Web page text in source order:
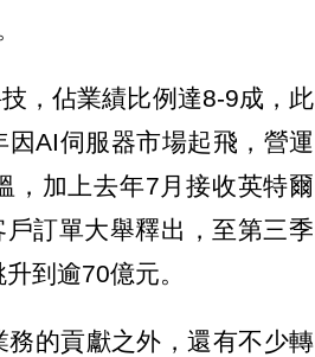
，佔業績比例達8-9成，此
AI伺服器市場起飛，營運
，加上去年7月接收英特爾
訂單大舉釋出，至第三季
到逾70億元。
的貢獻之外，還有不少轉